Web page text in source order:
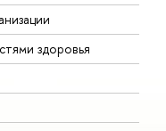
здоровья